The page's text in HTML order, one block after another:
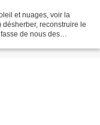
et nuages, voir la
reconstruire le
de nous des